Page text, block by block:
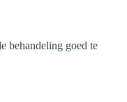
behandeling goed te